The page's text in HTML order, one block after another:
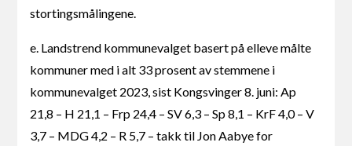
stortingsmålingene.
e. Landstrend kommunevalget basert på elleve målte
kommuner med i alt 33 prosent av stemmene i
kommunevalget 2023, sist Kongsvinger 8. juni: Ap
21,8 – H 21,1 – Frp 24,4 – SV 6,3 – Sp 8,1 – KrF 4,0 – V
3,7 – MDG 4,2 – R 5,7 – takk til Jon Aabye for